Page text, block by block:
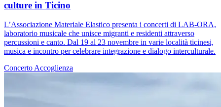
culture in Ticino
L’Associazione Materiale Elastico presenta i concerti di LAB-ORA,
laboratorio musicale che unisce migranti e residenti attraverso
percussioni e canto. Dal 19 al 23 novembre in varie località ticinesi,
musica e incontro per celebrare integrazione e dialogo interculturale.
Concerto Accoglienza